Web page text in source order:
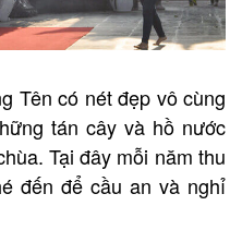
Tên có nét đẹp vô cùng
tán cây và hồ nước
Tại đây mỗi năm thu
đến để cầu an và nghỉ